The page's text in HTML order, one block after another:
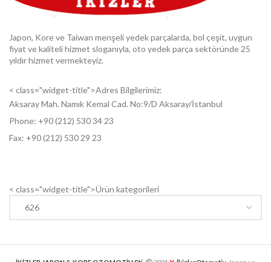
Japon, Kore ve Taiwan menşeli yedek parçalarda, bol çeşit, uygun
fiyat ve kaliteli hizmet sloganıyla, oto yedek parça sektöründe 25
yıldır hizmet vermekteyiz.
< class="widget-title">Adres Bilgilerimiz:
Aksaray Mah. Namık Kemal Cad. No:9/D Aksaray/İstanbul
Phone: +90 (212) 530 34 23
Fax: +90 (212) 530 29 23
< class="widget-title">Ürün kategorileri